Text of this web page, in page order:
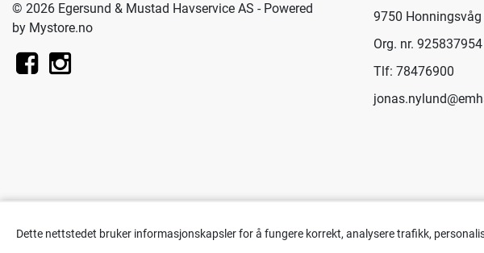
© 2026 Egersund & Mustad Havservice AS - Powered
by Mystore.no
9750 Honningsvåg
Org. nr. 925837954
Tlf: 78476900
Dette nettstedet bruker informasjonskapsler for å fungere korrekt, analysere trafikk,